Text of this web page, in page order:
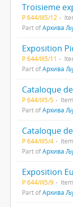
Р 644/III5/12
Part ofАрхива
Exposition
Р 644/III5/11
Part ofАрхива
Р 644/III5/5 Item
Part ofАрхива
Р 644/III5/4 Item
Part ofАрхива
Р 644/III5/9 Item
Part ofАрхива